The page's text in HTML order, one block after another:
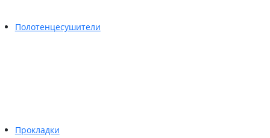
Полотенцесушители
Прокладки